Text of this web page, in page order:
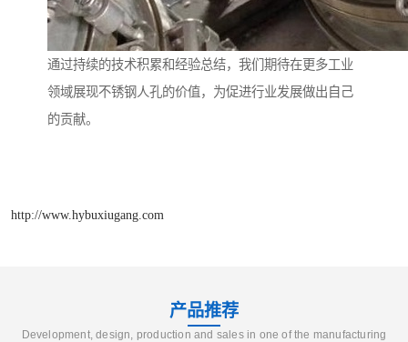
通过持续的技术积累和经验总结，我们期待在更多工业
领域展现不锈钢人孔的价值，为促进行业发展做出自己
的贡献。
http://www.hybuxiugang.com
产品推荐
Development, design, production and sales in one of the manufacturing